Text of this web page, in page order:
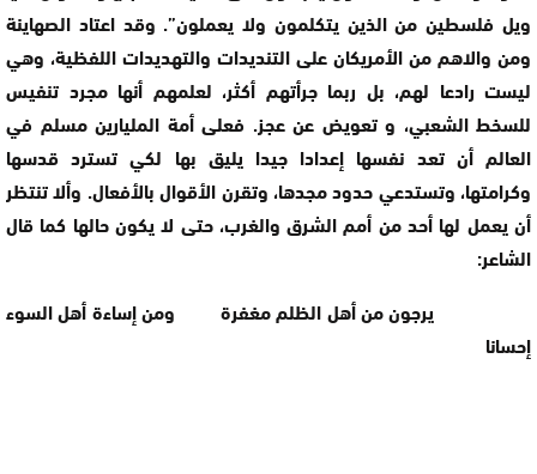
ويل فلسطين من الذين يتكلمون ولا يعملون”. وقد اعتاد الصهاينة
ومن والاهم من الأمريكان على التنديدات والتهديدات اللفظية، وهي
ليست رادعا لهم، بل ربما جرأتهم أكثر، لعلمهم أنها مجرد تنفيس
للسخط الشعبي، و تعويض عن عجز. فعلى أمة المليارين مسلم في
العالم أن تعد نفسها إعدادا جيدا يليق بها لكي تسترد قدسها
وكرامتها، وتستدعي حدود مجدها، وتقرن الأقوال بالأفعال. وألا تنتظر
أن يعمل لها أحد من أمم الشرق والغرب، حتى لا يكون حالها كما قال
الشاعر:
يرجون من أهل الظلم مغفرة ومن إساءة أهل السوء
إحسانا